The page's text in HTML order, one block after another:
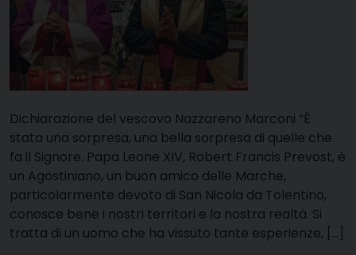
Dichiarazione del vescovo Nazzareno Marconi “È
stata una sorpresa, una bella sorpresa di quelle che
fa il Signore. Papa Leone XIV, Robert Francis Prevost, è
un Agostiniano, un buon amico delle Marche,
particolarmente devoto di San Nicola da Tolentino,
conosce bene i nostri territori e la nostra realtà. Si
tratta di un uomo che ha vissuto tante esperienze, […]